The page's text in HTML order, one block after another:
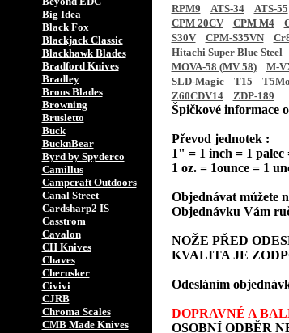
Big Idea
Black Fox
Blackjack Classic
Blackhawk Blades
Bradford Knives
Bradley
Brous Blades
Browning
Brusletto
Buck
BucknBear
Byrd by Spyderco
Camillus
Campcraft Outdoors
Canal Street
Cardsharp2 IS
Casstrom
Cavalon
CH Knives
Chaves
Cherusker
Civivi
CJRB
Chroma Scales
CMB Made Knives
RPM9
ATS-34 ATS-55
CPM 20CV
CPM M4
S30V
CPM-S35VN
Hitachi Super Blue Steel
MOVA-58 (MV 58)
M-
SLD-Magic
T15
Z60CDV14
ZDP-189
Špičkové informace
Převod jednotek :
1" = 1 inch = 1 palec
1 oz. = 1ounce = 1
Objednávat můžete
Objednávku Vám
NOŽE PŘED
KVALITA JE
Odesláním
DOPRAVNÉ A
OSOBNÍ ODBĚR